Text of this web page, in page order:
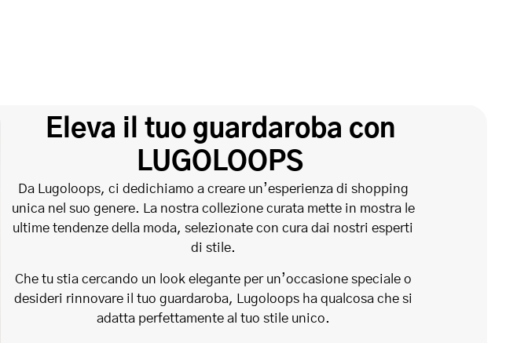
Eleva il tuo guardaroba con
LUGOLOOPS
Da Lugoloops, ci dedichiamo a creare un’esperienza di shopping
unica nel suo genere. La nostra collezione curata mette in mostra le
ultime tendenze della moda, selezionate con cura dai nostri esperti
di stile.
Che tu stia cercando un look elegante per un’occasione speciale o
desideri rinnovare il tuo guardaroba, Lugoloops ha qualcosa che si
adatta perfettamente al tuo stile unico.